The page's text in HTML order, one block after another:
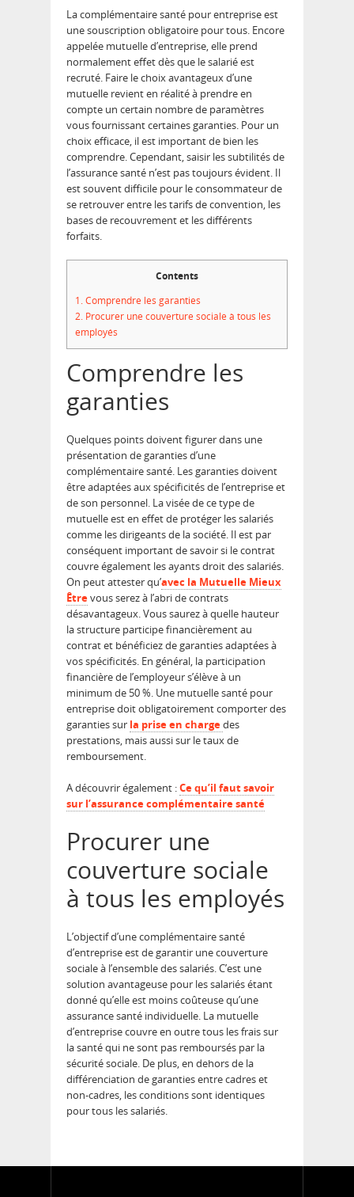
La complémentaire santé pour entreprise est
une souscription obligatoire pour tous. Encore
appelée mutuelle d’entreprise, elle prend
normalement effet dès que le salarié est
recruté. Faire le choix avantageux d’une
mutuelle revient en réalité à prendre en
compte un certain nombre de paramètres
vous fournissant certaines garanties. Pour un
choix efficace, il est important de bien les
comprendre. Cependant, saisir les subtilités de
l’assurance santé n’est pas toujours évident. Il
est souvent difficile pour le consommateur de
se retrouver entre les tarifs de convention, les
bases de recouvrement et les différents
forfaits.
Contents
1.Comprendre les garanties
2. Procurer une couverture sociale à tous les
employés
Comprendre les
garanties
Quelques points doivent figurer dans une
présentation de garanties d’une
complémentaire santé. Les garanties doivent
être adaptées aux spécificités de l’entreprise et
de son personnel. La visée de ce type de
mutuelle est en effet de protéger les salariés
comme les dirigeants de la société. Il est par
conséquent important de savoir si le contrat
couvre également les ayants droit des salariés.
On peut attester qu’avec la Mutuelle Mieux
Êtrevous serez à l’abri de contrats
désavantageux. Vous saurez à quelle hauteur
la structure participe financièrement au
contrat et bénéficiez de garanties adaptées à
vos spécificités. En général, la participation
financière de l’employeur s’élève à un
minimum de 50 %. Une mutuelle santé pour
entreprise doit obligatoirement comporter des
garanties sur la prise en chargedes
prestations, mais aussi sur le taux de
remboursement.
A découvrir également :Ce qu’il faut savoir
sur l’assurance complémentaire santé
Procurer une
couverture sociale
à tous les employés
L’objectif d’une complémentaire santé
d’entreprise est de garantir une couverture
sociale à l’ensemble des salariés. C’est une
solution avantageuse pour les salariés étant
donné qu’elle est moins coûteuse qu’une
assurance santé individuelle. La mutuelle
d’entreprise couvre en outre tous les frais sur
la santé qui ne sont pas remboursés par la
sécurité sociale. De plus, en dehors de la
différenciation de garanties entre cadres et
non-cadres, les conditions sont identiques
pour tous les salariés.